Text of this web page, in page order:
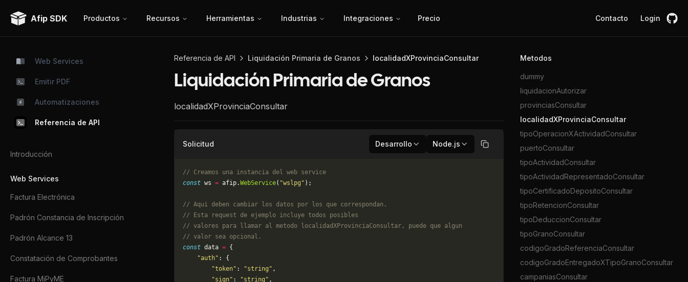
Afip SDK Productos Recursos Herramientas Industrias Integraciones Precio Contacto Login
Web Services
Emitir PDF
Automatizaciones
Referencia de API
Introducción
Web Services
Factura Electrónica
Padrón Constancia de Inscripción
Padrón Alcance 13
Constatación de Comprobantes
Factura MiPyME
Referencia de API Liquidación Primaria de Granos localidadXProvinciaConsultar
Liquidación Primaria de Granos
localidadXProvinciaConsultar
Solicitud Desarrollo Node.js Copiar
// Creamos una instancia del web service
const ws = afip.WebService( "wslpg" );
// Aqui deben cambiar los datos por los que correspondan.
// Esta request de ejemplo incluye todos posibles
// valores para llamar al metodo localidadXProvinciaConsultar, puede que algun
// valor sea opcional.
const data = {
    "auth"
: {
        "token"
: "string" ,
        "sign"
: "string" ,
Metodos
dummy
liquidacionAutorizar
provinciasConsultar
localidadXProvinciaConsultar
tipoOperacionXActividadConsultar
puertoConsultar
tipoActividadConsultar
tipoActividadRepresentadoConsultar
tipoCertificadoDepositoConsultar
tipoRetencionConsultar
tipoDeduccionConsultar
tipoGranoConsultar
codigoGradoReferenciaConsultar
codigoGradoEntregadoXTipoGranoConsultar
campaniasConsultar